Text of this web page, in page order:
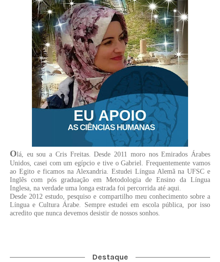
Olá, eu sou a Cris Freitas. Desde 2011 moro nos Emirados Árabes
Unidos, casei com um egípcio e tive o Gabriel. Frequentemente vamos
ao Egito e ficamos na Alexandria. Estudei Língua Alemã na UFSC e
Inglês com pós graduação em Metodologia de Ensino da Língua
Inglesa, na verdade uma longa estrada foi percorrida até aqui.
Desde 2012 estudo, pesquiso e compartilho meu conhecimento sobre a
Língua e Cultura Árabe. Sempre estudei em escola pública, por isso
acredito que nunca devemos desistir de nossos sonhos.
Destaque